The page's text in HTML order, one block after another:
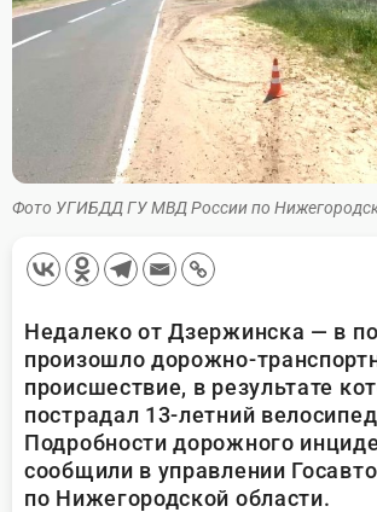
Фото УГИБДД ГУ МВД России по
Недалеко от Дзержинска — в
произошло дорожно-
происшествие, в результате
пострадал 13-летний
Подробности дорожного
сообщили в управлении
по Нижегородской области.